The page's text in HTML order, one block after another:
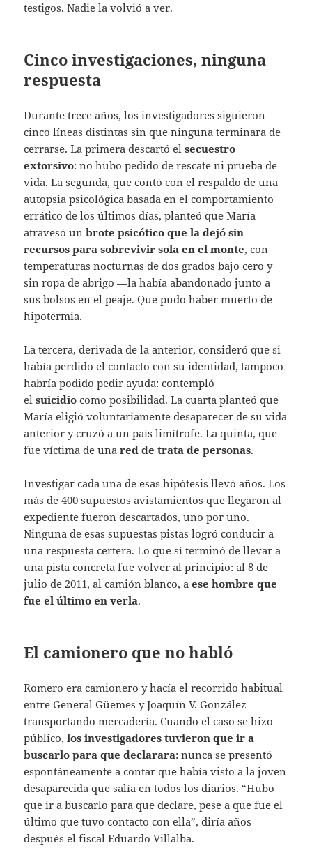
testigos. Nadie la volvió a ver.
Cinco investigaciones, ninguna
respuesta
Durante trece años, los investigadores siguieron
cinco líneas distintas sin que ninguna terminara de
cerrarse. La primera descartó el secuestro
extorsivo: no hubo pedido de rescate ni prueba de
vida. La segunda, que contó con el respaldo de una
autopsia psicológica basada en el comportamiento
errático de los últimos días, planteó que María
atravesó unbrote psicótico que la dejó sin
recursos para sobrevivir sola en el monte, con
temperaturas nocturnas de dos grados bajo cero y
sin ropa de abrigo —la había abandonado junto a
sus bolsos en el peaje. Que pudo haber muerto de
hipotermia.
La tercera, derivada de la anterior, consideró que si
había perdido el contacto con su identidad, tampoco
habría podido pedir ayuda: contempló
elsuicidiocomo posibilidad. La cuarta planteó que
María eligió voluntariamente desaparecer de su vida
anterior y cruzó a un país limítrofe. La quinta, que
fue víctima de unared de trata de personas.
Investigar cada una de esas hipótesis llevó años. Los
más de 400 supuestos avistamientos que llegaron al
expediente fueron descartados, uno por uno.
Ninguna de esas supuestas pistas logró conducir a
una respuesta certera. Lo que sí terminó de llevar a
una pista concreta fue volver al principio: al 8 de
julio de 2011, al camión blanco, aese hombre que
fue el último en verla.
El camionero que no habló
Romero era camionero y hacía el recorrido habitual
entre General Güemes y Joaquín V. González
transportando mercadería. Cuando el caso se hizo
público,los investigadores tuvieron que ir a
buscarlo para que declarara: nunca se presentó
espontáneamente a contar que había visto a la joven
desaparecida que salía en todos los diarios. “Hubo
que ir a buscarlo para que declare, pese a que fue el
último que tuvo contacto con ella”, diría años
después el fiscal Eduardo Villalba.